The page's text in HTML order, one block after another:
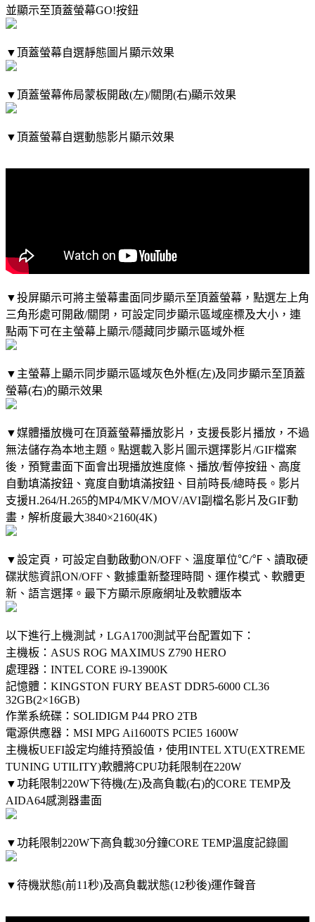
並顯示至頂蓋螢幕GO!按鈕
▼頂蓋螢幕自選靜態圖片顯示效果
▼頂蓋螢幕佈局蒙板開啟(左)/關閉(右)顯示效果
▼頂蓋螢幕自選動態影片顯示效果
▼投屏顯示可將主螢幕畫面同步顯示至頂蓋螢幕，點選左上角
三角形處可開啟/關閉，可設定同步顯示區域座標及大小，連
點兩下可在主螢幕上顯示/隱藏同步顯示區域外框
▼主螢幕上顯示同步顯示區域灰色外框(左)及同步顯示至頂蓋
螢幕(右)的顯示效果
▼媒體播放機可在頂蓋螢幕播放影片，支援長影片播放，不過
無法儲存為本地主題。點選載入影片圖示選擇影片/GIF檔案
後，預覽畫面下面會出現播放進度條、播放/暫停按鈕、高度
自動填滿按鈕、寬度自動填滿按鈕、目前時長/總時長。影片
支援H.264/H.265的MP4/MKV/MOV/AVI副檔名影片及GIF動
畫，解析度最大3840×2160(4K)
▼設定頁，可設定自動啟動ON/OFF、溫度單位℃/℉、讀取硬
碟狀態資訊ON/OFF、數據重新整理時間、運作模式、軟體更
新、語言選擇。最下方顯示原廠網址及軟體版本
以下進行上機測試，LGA1700測試平台配置如下：
主機板：ASUS ROG MAXIMUS Z790 HERO
處理器：INTEL CORE i9-13900K
記憶體：KINGSTON FURY BEAST DDR5-6000 CL36
32GB(2×16GB)
作業系統碟：SOLIDIGM P44 PRO 2TB
電源供應器：MSI MPG Ai1600TS PCIE5 1600W
主機板UEFI設定均維持預設值，使用INTEL XTU(EXTREME
TUNING UTILITY)軟體將CPU功耗限制在220W
▼功耗限制220W下待機(左)及高負載(右)的CORE TEMP及
AIDA64感測器畫面
▼功耗限制220W下高負載30分鐘CORE TEMP溫度記錄圖
▼待機狀態(前11秒)及高負載狀態(12秒後)運作聲音